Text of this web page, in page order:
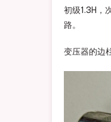
初级1.3H，
路。
变压器的边